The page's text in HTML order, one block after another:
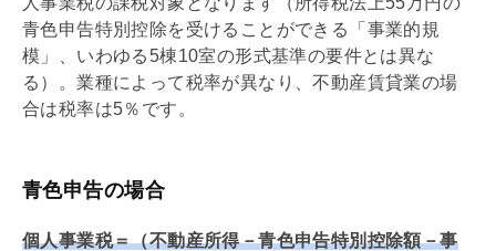
青色申告特別控除を受けることができる「事業的規
模」、いわゆる5棟10室の形式基準の要件とは異な
る）。業種によって税率が異なり、不動産賃貸業の場
合は税率は5％です。
青色申告の場合
個人事業税＝（不動産所得－青色申告特別控除額－事